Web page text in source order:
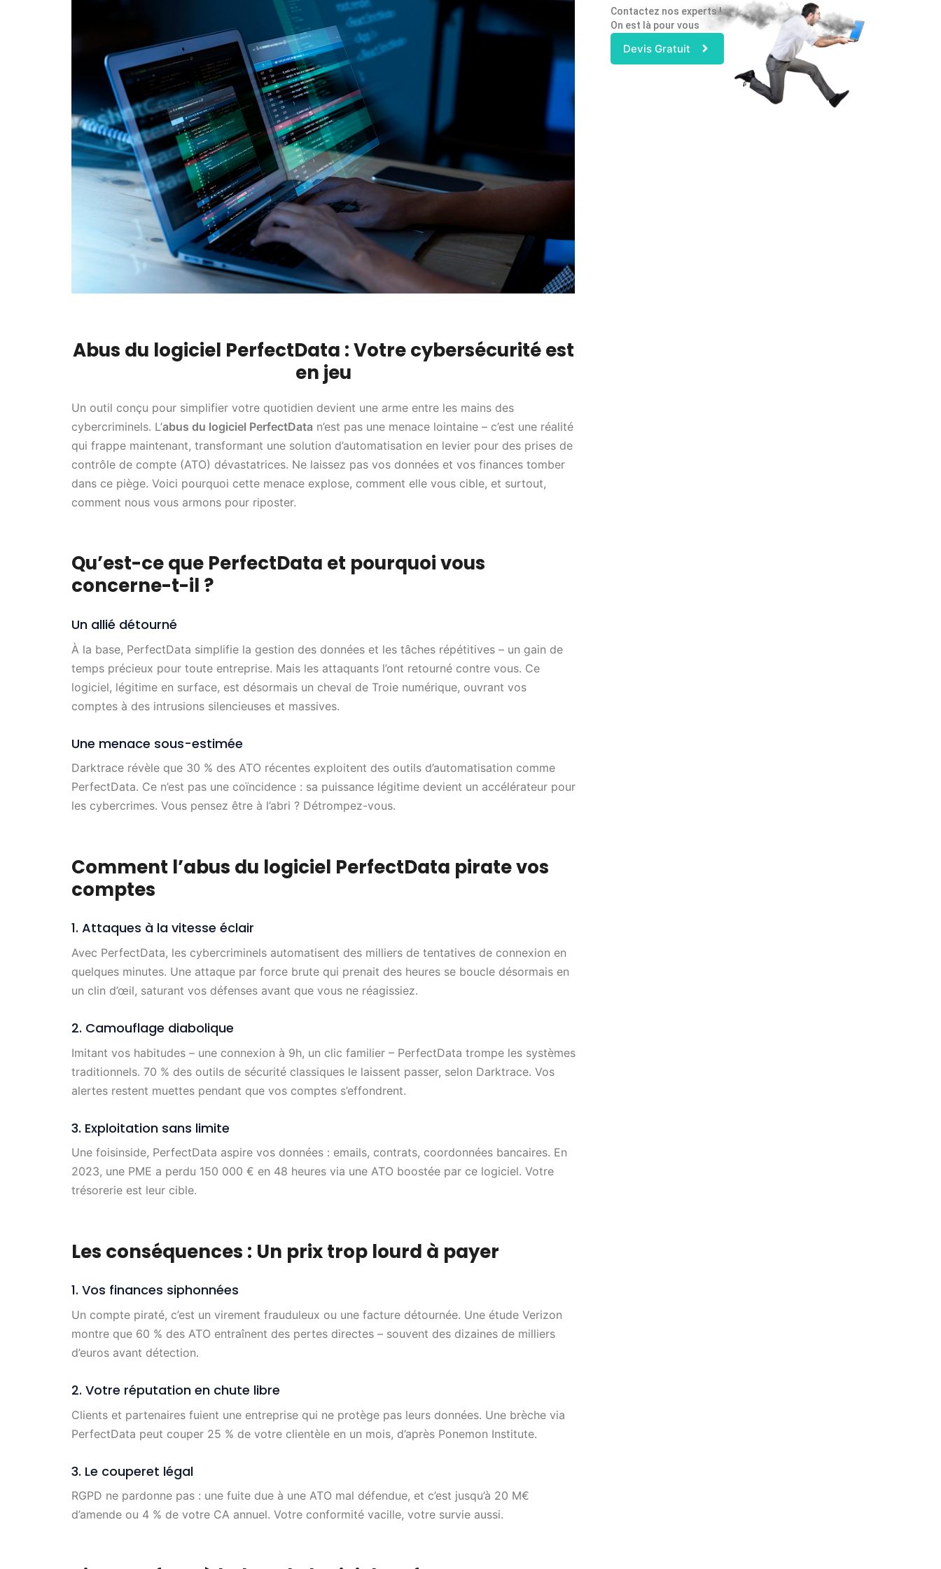
Abus du logiciel PerfectData : Votre cybersécurité est
en jeu
Un outil conçu pour simplifier votre quotidien devient une arme entre les mains des
cybercriminels. L’abus du logiciel PerfectData n’est pas une menace lointaine – c’est une réalité
qui frappe maintenant, transformant une solution d’automatisation en levier pour des prises de
contrôle de compte (ATO) dévastatrices. Ne laissez pas vos données et vos finances tomber
dans ce piège. Voici pourquoi cette menace explose, comment elle vous cible, et surtout,
comment nous vous armons pour riposter.
Qu’est-ce que PerfectData et pourquoi vous
concerne-t-il ?
Un allié détourné
À la base, PerfectData simplifie la gestion des données et les tâches répétitives – un gain de
temps précieux pour toute entreprise. Mais les attaquants l’ont retourné contre vous. Ce
logiciel, légitime en surface, est désormais un cheval de Troie numérique, ouvrant vos
comptes à des intrusions silencieuses et massives.
Une menace sous-estimée
Darktrace révèle que 30 % des ATO récentes exploitent des outils d’automatisation comme
PerfectData. Ce n’est pas une coïncidence : sa puissance légitime devient un accélérateur pour
les cybercrimes. Vous pensez être à l’abri ? Détrompez-vous.
Comment l’abus du logiciel PerfectData pirate vos
comptes
1. Attaques à la vitesse éclair
Avec PerfectData, les cybercriminels automatisent des milliers de tentatives de connexion en
quelques minutes. Une attaque par force brute qui prenait des heures se boucle désormais en
un clin d’œil, saturant vos défenses avant que vous ne réagissiez.
2. Camouflage diabolique
Imitant vos habitudes – une connexion à 9h, un clic familier – PerfectData trompe les systèmes
traditionnels. 70 % des outils de sécurité classiques le laissent passer, selon Darktrace. Vos
alertes restent muettes pendant que vos comptes s’effondrent.
3. Exploitation sans limite
Une foisinside, PerfectData aspire vos données : emails, contrats, coordonnées bancaires. En
2023, une PME a perdu 150 000 € en 48 heures via une ATO boostée par ce logiciel. Votre
trésorerie est leur cible.
Les conséquences : Un prix trop lourd à payer
1. Vos finances siphonnées
Un compte piraté, c’est un virement frauduleux ou une facture détournée. Une étude Verizon
montre que 60 % des ATO entraînent des pertes directes – souvent des dizaines de milliers
d’euros avant détection.
2. Votre réputation en chute libre
Clients et partenaires fuient une entreprise qui ne protège pas leurs données. Une brèche via
PerfectData peut couper 25 % de votre clientèle en un mois, d’après Ponemon Institute.
3. Le couperet légal
RGPD ne pardonne pas : une fuite due à une ATO mal défendue, et c’est jusqu’à 20 M€
d’amende ou 4 % de votre CA annuel. Votre conformité vacille, votre survie aussi.
Contactez nos experts !
On est là pour vous
Devis Gratuit